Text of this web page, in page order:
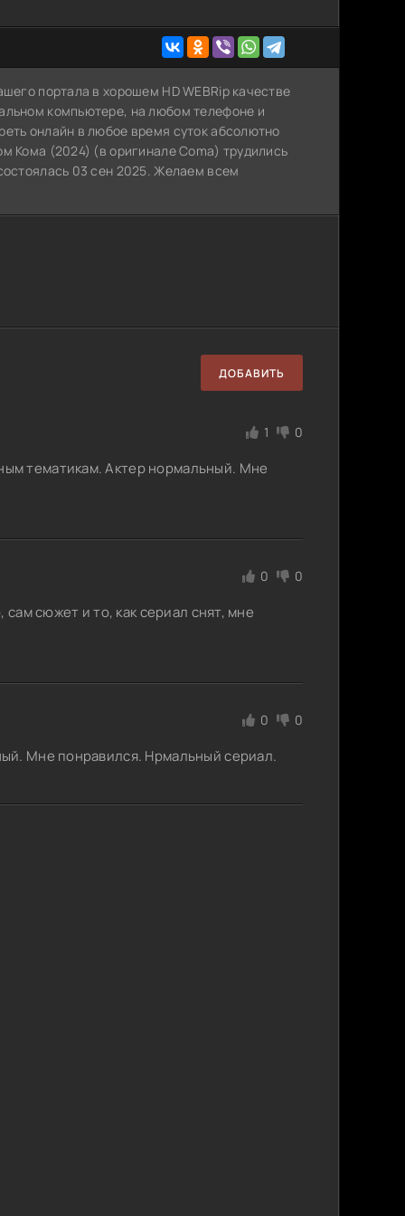
портала в хорошем HD WEBRip качестве
компьютере, на любом телефоне и
онлайн в любое время суток абсолютно
Кома (2024) (в оригинале Coma) трудились
03 сен 2025. Желаем всем
ДОБАВИТЬ
1 0
тематикам. Актер нормальный. Мне
0 0
сюжет и то, как сериал снят, мне
0 0
Мне понравился. Нрмальный сериал.